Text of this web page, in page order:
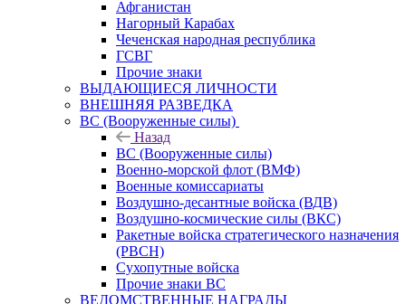
Афганистан
Нагорный Карабах
Чеченская народная республика
ГСВГ
Прочие знаки
ВЫДАЮЩИЕСЯ ЛИЧНОСТИ
ВНЕШНЯЯ РАЗВЕДКА
ВС (Вооруженные силы)
Назад
ВС (Вооруженные силы)
Военно-морской флот (ВМФ)
Военные комиссариаты
Воздушно-десантные войска (ВДВ)
Воздушно-космические силы (ВКС)
Ракетные войска стратегического назначения
(РВСН)
Сухопутные войска
Прочие знаки ВС
ВЕДОМСТВЕННЫЕ НАГРАДЫ